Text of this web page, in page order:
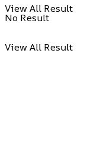
View All Result
No Result
View All Result